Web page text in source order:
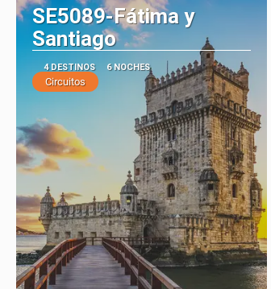
SE5089-Fátima y
Santiago
4 DESTINOS 6 NOCHES
Circuitos